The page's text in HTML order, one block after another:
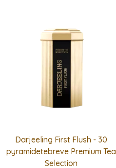
Darjeeling First Flush - 30
pyramidetebreve Premium Tea
Selection